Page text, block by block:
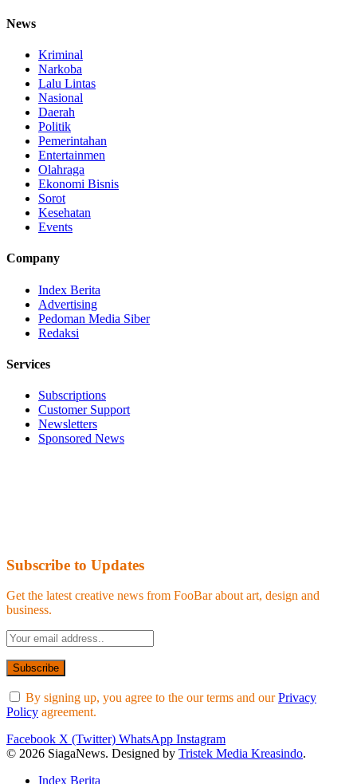
News
Kriminal
Narkoba
Lalu Lintas
Nasional
Daerah
Politik
Pemerintahan
Entertainmen
Olahraga
Ekonomi Bisnis
Sorot
Kesehatan
Events
Company
Index Berita
Advertising
Pedoman Media Siber
Redaksi
Services
Subscriptions
Customer Support
Newsletters
Sponsored News
Subscribe to Updates
Get the latest creative news from FooBar about art, design and
business.
By signing up, you agree to the our terms and ourPrivacy
Policy agreement.
Facebook X (Twitter) WhatsApp Instagram
© 2026 SiagaNews. Designed by Tristek Media Kreasindo.
Index Berita